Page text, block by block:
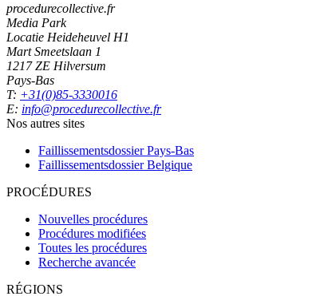
procedurecollective.fr
Media Park
Locatie Heideheuvel H1
Mart Smeetslaan 1
1217 ZE Hilversum
Pays-Bas
T: +31(0)85-3330016
E: info@procedurecollective.fr
Nos autres sites
Faillissementsdossier Pays-Bas
Faillissementsdossier Belgique
PROCÉDURES
Nouvelles procédures
Procédures modifiées
Toutes les procédures
Recherche avancée
RÉGIONS